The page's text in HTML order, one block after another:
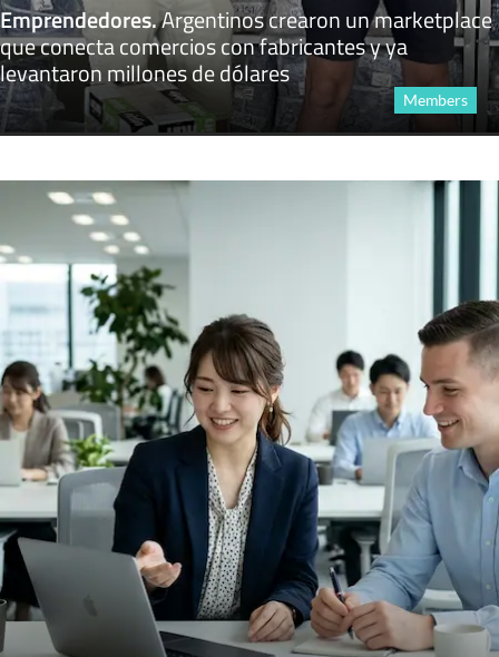
Emprendedores.Argentinos crearon un marketplace
que conecta comercios con fabricantes y ya
levantaron millones de dólares
Members